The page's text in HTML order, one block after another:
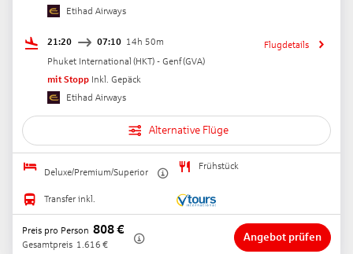
Etihad Airways
21:20 07:10 14h 50m
Phuket International (HKT) - Genf(GVA)
mit Stopp Inkl. Gepäck
Etihad Airways
Flugdetails
Alternative Flüge
Deluxe/Premium/Superior
Frühstück
Transfer inkl.
Preis pro Person 808€
Gesamtpreis 1.616 €
Angebot prüfen